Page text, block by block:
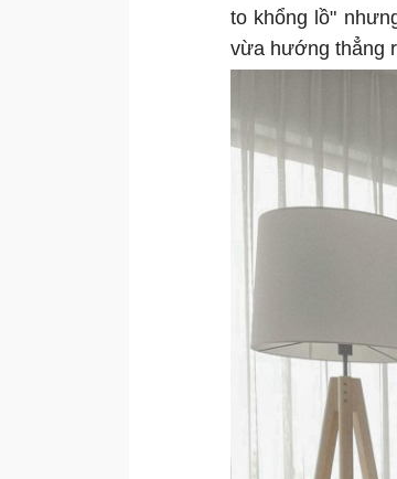
to khổng lồ"
vừa hướng thẳng